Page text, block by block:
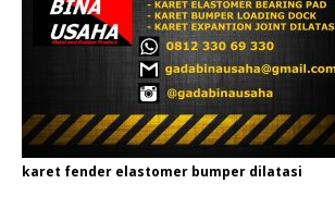
karet fender elastomer bumper dilatasi